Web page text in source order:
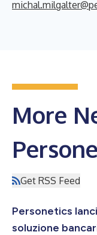
More
Get RSS Feed
Personetics
soluzione